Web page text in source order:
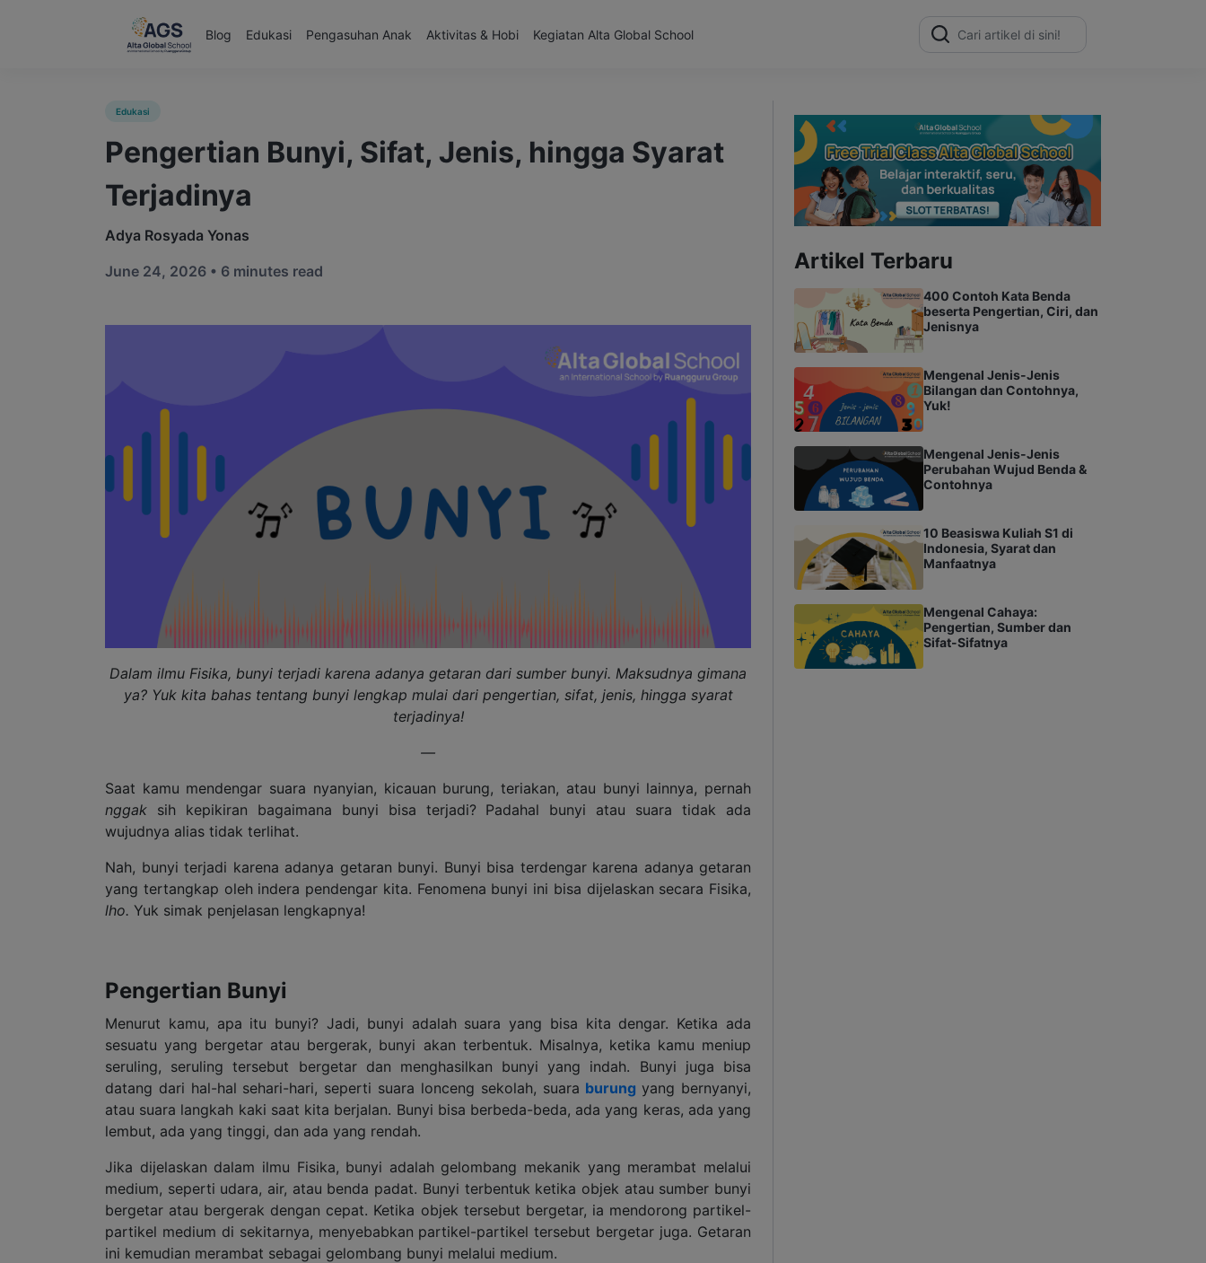
Blog Edukasi Pengasuhan Anak Aktivitas & Hobi Kegiatan Alta Global School
Edukasi
Pengertian Bunyi, Sifat, Jenis, hingga Syarat
Terjadinya
Adya Rosyada Yonas
June 24, 2026 • 6 minutes read
Dalam ilmu Fisika, bunyi terjadi karena adanya getaran dari sumber bunyi. Maksudnya gimana
ya? Yuk kita bahas tentang bunyi lengkap mulai dari pengertian, sifat, jenis, hingga syarat
terjadinya!
—
Saat kamu mendengar suara nyanyian, kicauan burung, teriakan, atau bunyi lainnya, pernah
nggak sih kepikiran bagaimana bunyi bisa terjadi? Padahal bunyi atau suara tidak ada
wujudnya alias tidak terlihat.
Nah, bunyi terjadi karena adanya getaran bunyi. Bunyi bisa terdengar karena adanya getaran
yang tertangkap oleh indera pendengar kita. Fenomena bunyi ini bisa dijelaskan secara Fisika,
lho. Yuk simak penjelasan lengkapnya!
Pengertian Bunyi
Menurut kamu, apa itu bunyi? Jadi, bunyi adalah suara yang bisa kita dengar. Ketika ada
sesuatu yang bergetar atau bergerak, bunyi akan terbentuk. Misalnya, ketika kamu meniup
seruling, seruling tersebut bergetar dan menghasilkan bunyi yang indah. Bunyi juga bisa
datang dari hal-hal sehari-hari, seperti suara lonceng sekolah, suara burung yang bernyanyi,
atau suara langkah kaki saat kita berjalan. Bunyi bisa berbeda-beda, ada yang keras, ada yang
lembut, ada yang tinggi, dan ada yang rendah.
Jika dijelaskan dalam ilmu Fisika, bunyi adalah gelombang mekanik yang merambat melalui
medium, seperti udara, air, atau benda padat. Bunyi terbentuk ketika objek atau sumber bunyi
bergetar atau bergerak dengan cepat. Ketika objek tersebut bergetar, ia mendorong partikel-
partikel medium di sekitarnya, menyebabkan partikel-partikel tersebut bergetar juga. Getaran
ini kemudian merambat sebagai gelombang bunyi melalui medium.
Artikel Terbaru
400 Contoh Kata Benda
beserta Pengertian, Ciri, dan
Jenisnya
Mengenal Jenis-Jenis
Bilangan dan Contohnya,
Yuk!
Mengenal Jenis-Jenis
Perubahan Wujud Benda &
Contohnya
10 Beasiswa Kuliah S1 di
Indonesia, Syarat dan
Manfaatnya
Mengenal Cahaya:
Pengertian, Sumber dan
Sifat-Sifatnya